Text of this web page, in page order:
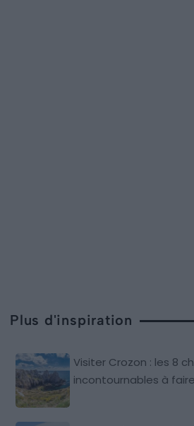
Plus d'inspiration
Visiter Crozon : les 8
incontournables à